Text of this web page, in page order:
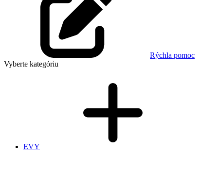
Rýchla pomoc
Vyberte kategóriu
EVY